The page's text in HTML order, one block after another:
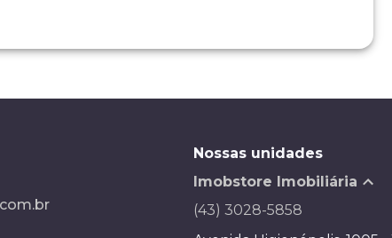
Nossas unidades
Imobstore Imobiliária
(43) 3028-5858